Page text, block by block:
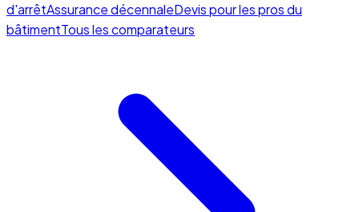
d'arrêtAssurance décennaleDevis pour les pros du
bâtimentTous les comparateurs